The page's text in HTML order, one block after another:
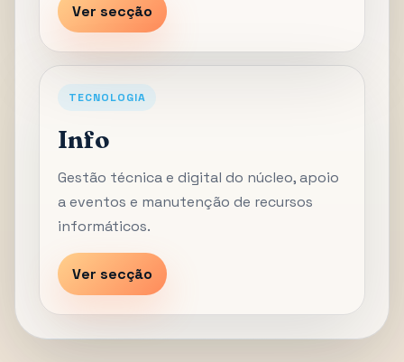
Ver secção
TECNOLOGIA
Info
Gestão técnica e digital do núcleo, apoio
a eventos e manutenção de recursos
informáticos.
Ver secção